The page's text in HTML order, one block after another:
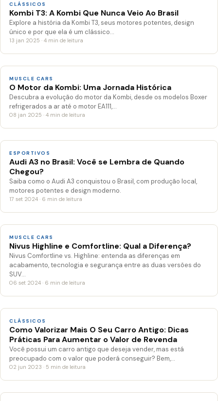
CLÁSSICOS
Kombi T3: A Kombi Que Nunca Veio Ao Brasil
Explore a história da Kombi T3, seus motores potentes, design
único e por que ela é um clássico…
13 jan 2025 · 4 min de leitura
MUSCLE CARS
O Motor da Kombi: Uma Jornada Histórica
Descubra a evolução do motor da Kombi, desde os modelos Boxer
refrigerados a ar até o motor EA111,…
08 jan 2025 · 4 min de leitura
ESPORTIVOS
Audi A3 no Brasil: Você se Lembra de Quando
Chegou?
Saiba como o Audi A3 conquistou o Brasil, com produção local,
motores potentes e design moderno.
17 set 2024 · 6 min de leitura
MUSCLE CARS
Nivus Highline e Comfortline: Qual a Diferença?
Nivus Comfortline vs. Highline: entenda as diferenças em
acabamento, tecnologia e segurança entre as duas versões do
SUV…
06 set 2024 · 6 min de leitura
CLÁSSICOS
Como Valorizar Mais O Seu Carro Antigo: Dicas
Práticas Para Aumentar o Valor de Revenda
Você possui um carro antigo que deseja vender, mas está
preocupado com o valor que poderá conseguir? Bem,…
02 jun 2023 · 5 min de leitura